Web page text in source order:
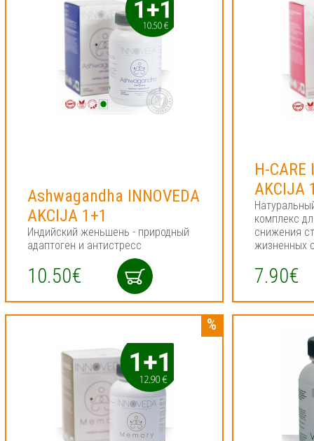
Ashwagandha INNOVEDA
AKCIJA 1+1
Индийский женьшень - природный
адаптоген и антистресс
10.50€
H-CARE
AKCIJA
комплекс
снижения
жизненных
7.90€